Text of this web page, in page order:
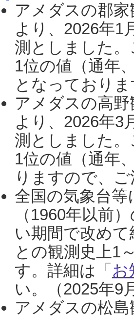
アメダスの郡
より、2026年1
測としました
1位の値（通年
となっており
アメダスの高
より、2026年3
測としました
1位の値（通年
りますので、
全国の気象台
（1960年以前
い期間で改め
との観測史上1
す。詳細は「 お
い。（2025年9
アメダスの松